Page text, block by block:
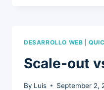
DESARROLLO WEB |
Scale-out
By Luis September 2,